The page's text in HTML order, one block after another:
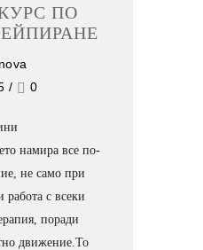
ПО
/ 0
намира все по-
не само при
работа с всеки
поради
движение.То